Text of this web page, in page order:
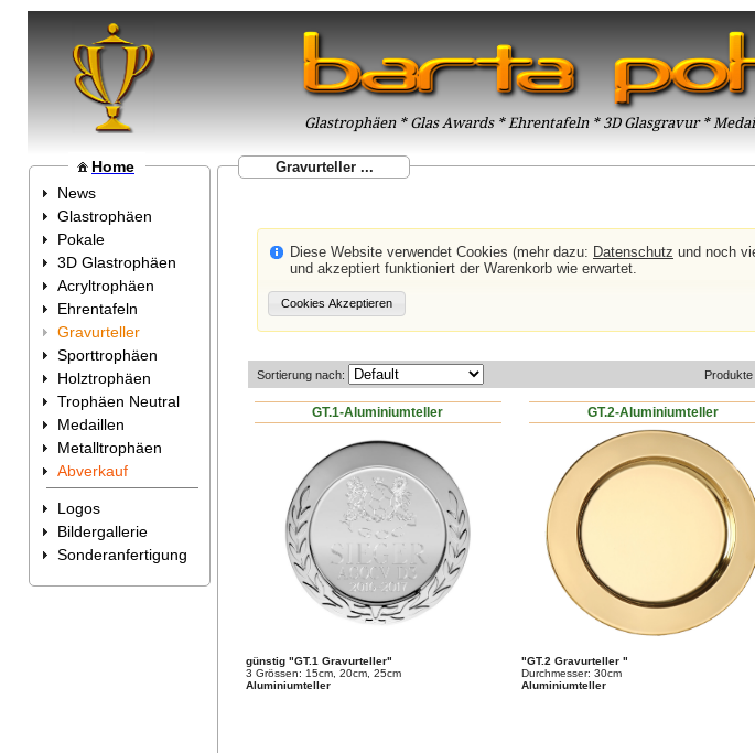
Glastrophäen * Glas Awards * Ehrentafeln * 3D Glasgravur *
Home
News
Glastrophäen
Pokale
3D Glastrophäen
Acryltrophäen
Ehrentafeln
Gravurteller
Sporttrophäen
Holztrophäen
Trophäen Neutral
Medaillen
Metalltrophäen
Abverkauf
Logos
Bildergallerie
Sonderanfertigung
Gravurteller ...
Diese Website verwendet Cookies (mehr dazu: Datenschutz und noch
und akzeptiert funktioniert der Warenkorb wie erwartet.
Sortierung nach:
GT.1-Aluminiumteller
günstig "GT.1 Gravurteller"
3 Grössen: 15cm, 20cm, 25cm
Aluminiumteller
GT.2-Aluminiumteller
"GT.2 Gravurteller "
Durchmesser: 30cm
Aluminiumteller